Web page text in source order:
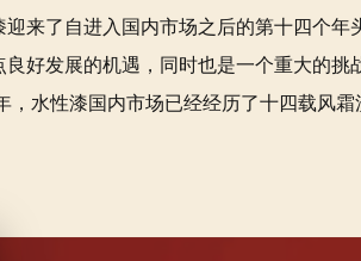
迎来了自进入国内市场之后的第十四个
好发展的机遇，同时也是一个重大的挑
，水性漆国内市场已经经历了十四载风